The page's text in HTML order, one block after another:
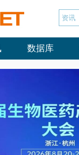
资讯
数据库